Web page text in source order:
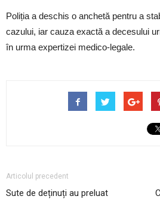
Poliția a deschis o anchetă pentru a
cazului, iar cauza exactă a decesului
în urma expertizei medico-legale.
Articolul precedent
Sute de deținuți au preluat